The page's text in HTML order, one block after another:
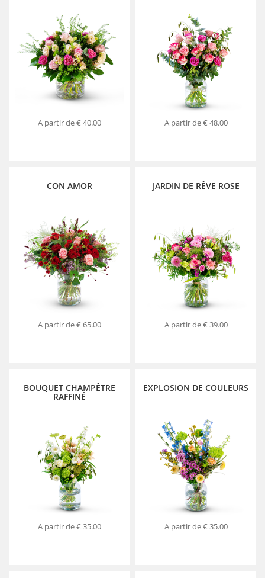
A partir de€ 40.00 A partir de€ 48.00
CON AMOR
A partir de€ 65.00
JARDIN DE RÊVE ROSE
A partir de€ 39.00
BOUQUET CHAMPÊTRE
RAFFINÉ
A partir de€ 35.00
EXPLOSION DE COULEURS
A partir de€ 35.00